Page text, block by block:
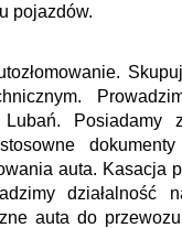
pojazdów.
Posiadamy
auta. Kasacja
auta do